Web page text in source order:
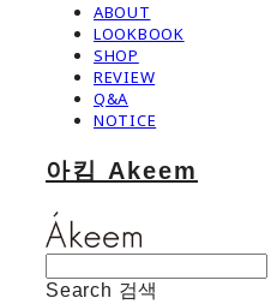
ABOUT
LOOKBOOK
SHOP
REVIEW
Q&A
NOTICE
아킴 Akeem
Search 검색